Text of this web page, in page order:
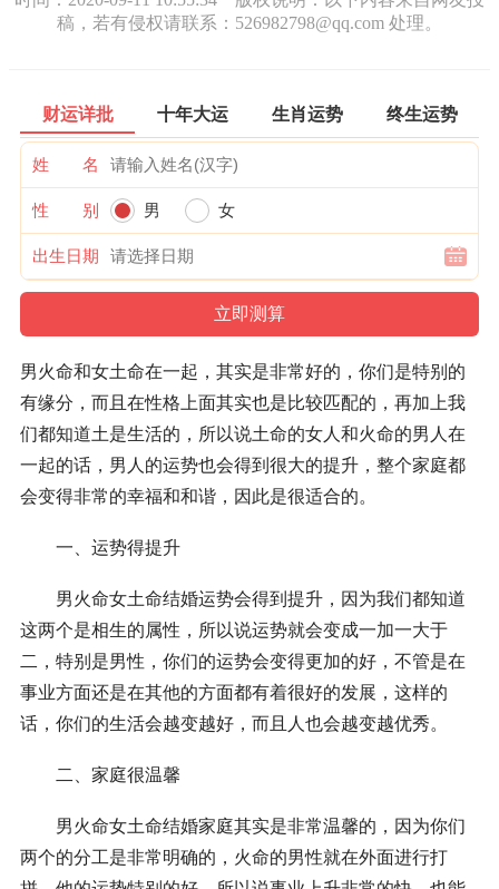
稿，若有侵权请联系：526982798@qq.com 处理。
财运详批 十年大运 生肖运势 终生运势
姓 名
性 别 男 女
出生日期
男火命和女土命在一起，其实是非常好的，你们是特别的
有缘分，而且在性格上面其实也是比较匹配的，再加上我
们都知道土是生活的，所以说土命的女人和火命的男人在
一起的话，男人的运势也会得到很大的提升，整个家庭都
会变得非常的幸福和和谐，因此是很适合的。
一、运势得提升
男火命女土命结婚运势会得到提升，因为我们都知道
这两个是相生的属性，所以说运势就会变成一加一大于
二，特别是男性，你们的运势会变得更加的好，不管是在
事业方面还是在其他的方面都有着很好的发展，这样的
话，你们的生活会越变越好，而且人也会越变越优秀。
二、家庭很温馨
男火命女土命结婚家庭其实是非常温馨的，因为你们
两个的分工是非常明确的，火命的男性就在外面进行打